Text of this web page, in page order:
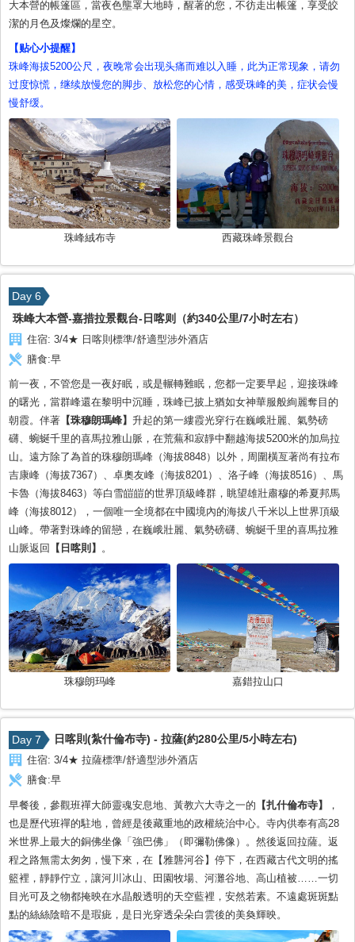
大本營的帳篷區，當夜色壟罩大地時，醒著的您，不彷走出帳篷，享受皎
潔的月色及燦爛的星空。
【贴心小提醒】
珠峰海拔5200公尺，夜晚常会出现头痛而难以入睡，此为正常现象，请勿
过度惊慌，继续放慢您的脚步、放松您的心情，感受珠峰的美，症状会慢
慢舒缓。
珠峰絨布寺 西藏珠峰景觀台
Day 6
珠峰大本營-嘉措拉景觀台-日喀则（約340公里/7小时左右）
住宿: 3/4★ 日喀則標準/舒適型涉外酒店
膳食:早
前一夜，不管您是一夜好眠，或是輾轉難眠，您都一定要早起，迎接珠峰
的曙光，當群峰還在黎明中沉睡，珠峰已披上猶如女神華服般絢麗奪目的
朝霞。伴著 【珠穆朗瑪峰】 升起的第一縷霞光穿行在巍峨壯麗、氣勢磅
礴、蜿蜒千里的喜馬拉雅山脈，在荒蕪和寂靜中翻越海拔5200米的加烏拉
山。遠方除了為首的珠穆朗瑪峰（海拔8848）以外，周圍橫亙著尚有拉布
吉康峰（海拔7367）、卓奧友峰（海拔8201）、洛子峰（海拔8516）、馬
卡魯（海拔8463）等白雪皚皚的世界頂級峰群，眺望雄壯肅穆的希夏邦馬
峰（海拔8012），一個唯一全境都在中國境內的海拔八千米以上世界頂級
山峰。帶著對珠峰的留戀，在巍峨壯麗、氣勢磅礴、蜿蜒千里的喜馬拉雅
山脈返回
【日喀則】 。
珠穆朗玛峰 嘉錯拉山口
Day 7 日喀則(紮什倫布寺) - 拉薩(約280公里/5小時左右)
住宿: 3/4★ 拉薩標準/舒適型涉外酒店
膳食:早
早餐後，參觀班禪大師靈魂安息地、黃教六大寺之一的 【扎什倫布寺】
，
也是歷代班禪的駐地，曾經是後藏重地的政權統治中心。寺內供奉有高28
米世界上最大的銅佛坐像「強巴佛」（即彌勒佛像）。然後返回拉薩。返
程之路無需太匆匆，慢下來，在【雅礱河谷】停下，在西藏古代文明的搖
籃裡，靜靜佇立，讓河川冰山、田園牧場、河灘谷地、高山植被……一切
目光可及之物都掩映在水晶般透明的天空藍裡，安然若素。不遠處斑斑點
點的絲絲陰暗不是瑕疵，是日光穿透朵朵白雲後的美奐輝映。